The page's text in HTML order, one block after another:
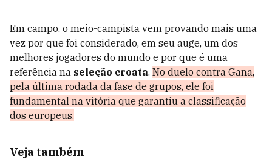
Em campo, o meio-campista vem provando mais uma
vez por que foi considerado, em seu auge, um dos
melhores jogadores do mundo e por que é uma
referência na seleção croata. No duelo contra Gana,
pela última rodada da fase de grupos, ele foi
fundamental na vitória que garantiu a classificação
dos europeus.
Veja também